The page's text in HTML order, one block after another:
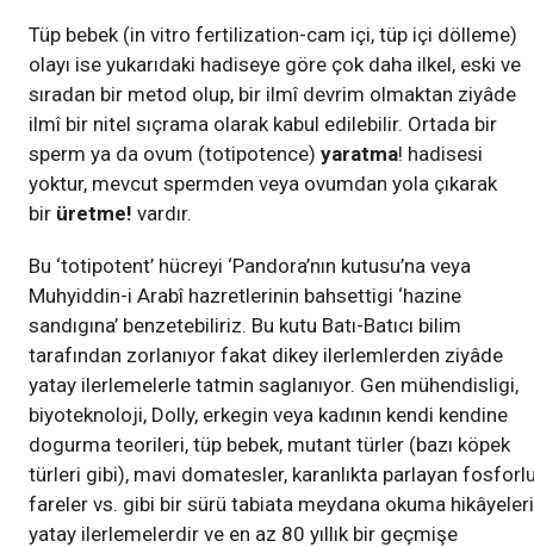
Tüp bebek (in vitro fertilization-cam içi, tüp içi dölleme)
olayı ise yukarıdaki hadiseye göre çok daha ilkel, eski ve
sıradan bir metod olup, bir ilmî devrim olmaktan ziyâde
ilmî bir nitel sıçrama olarak kabul edilebilir. Ortada bir
sperm ya da ovum (totipotence) yaratma! hadisesi
yoktur, mevcut spermden veya ovumdan yola çıkarak
bir üretme! vardır.
Bu ‘totipotent’ hücreyi ‘Pandora’nın kutusu’na veya
Muhyiddin-i Arabî hazretlerinin bahsettigi ‘hazine
sandıgına’ benzetebiliriz. Bu kutu Batı-Batıcı bilim
tarafından zorlanıyor fakat dikey ilerlemlerden ziyâde
yatay ilerlemelerle tatmin saglanıyor. Gen mühendisligi,
biyoteknoloji, Dolly, erkegin veya kadının kendi kendine
dogurma teorileri, tüp bebek, mutant türler (bazı köpek
türleri gibi), mavi domatesler, karanlıkta parlayan
fareler vs. gibi bir sürü tabiata meydana okuma hikâyeleri
yatay ilerlemelerdir ve en az 80 yıllık bir geçmişe